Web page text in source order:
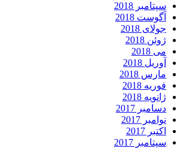
سپتامبر 2018
آگوست 2018
جولای 2018
ژوئن 2018
می 2018
آوریل 2018
مارس 2018
فوریه 2018
ژانویه 2018
دسامبر 2017
نوامبر 2017
اکتبر 2017
سپتامبر 2017